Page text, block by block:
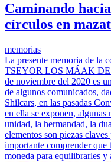
Caminando
círculos en
memorias
La presente memoria de
TSEYOR LOS MÁAK DE
de noviembre del 2020 es
de algunos comunicados,
Shilcars, en las pasadas
en ella se exponen, algunas
unidad, la hermandad, la
elementos son piezas
importante comprender que
moneda para equilibrarles y